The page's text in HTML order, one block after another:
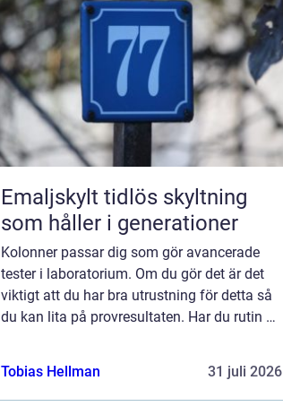
Emaljskylt tidlös skyltning
som håller i generationer
Kolonner passar dig som gör avancerade
tester i laboratorium. Om du gör det är det
viktigt att du har bra utrustning för detta så
du kan lita på provresultaten. Har du rutin på
Tobias Hellman 31 juli 2026